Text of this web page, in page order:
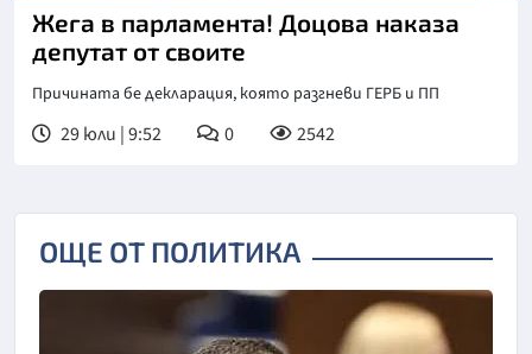
Жега в парламента! Доцова наказа
депутат от своите
Причината бе декларация, която разгневи ГЕРБ и ПП
29 юли | 9:52 0 2542
ОЩЕ ОТ ПОЛИТИКА